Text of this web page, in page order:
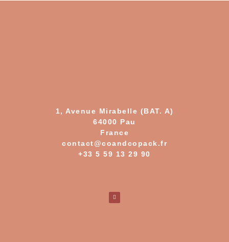
1, Avenue Mirabelle (BAT. A)
64000 Pau
France
contact@coandcopack.fr
+33 5 59 13 29 90